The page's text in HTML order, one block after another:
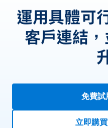
運用具體可
客戶連結
免費試
立即購